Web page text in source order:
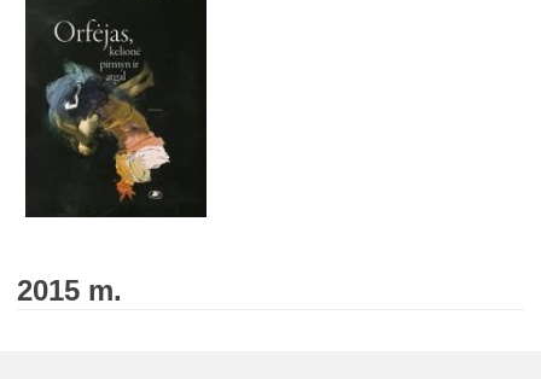
2015 m.